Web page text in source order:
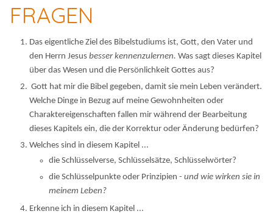
FRAGEN
Das eigentliche Ziel des Bibelstudiums ist, Gott, den Vater und
den Herrn Jesusbesser kennenzulernen. Was sagt dieses Kapitel
über das Wesen und die Persönlichkeit Gottes aus?
Gott hat mir die Bibel gegeben, damit sie mein Leben verändert.
Welche Dinge in Bezug auf meine Gewohnheiten oder
Charaktereigenschaften fallen mir während der Bearbeitung
dieses Kapitels ein, die der Korrektur oder Änderung bedürfen?
Welches sind in diesem Kapitel ...
die Schlüsselverse, Schlüsselsätze, Schlüsselwörter?
die Schlüsselpunkte oder Prinzipien -und wie wirken sie in
meinem Leben?
Erkenne ich in diesem Kapitel ...